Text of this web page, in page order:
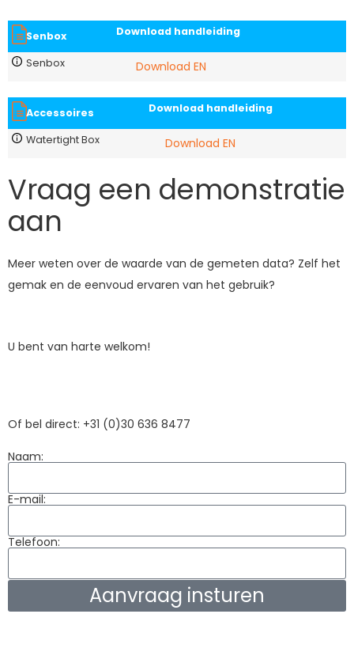
Senbox Download handleiding
Senbox Download EN
Accessoires Download handleiding
Watertight Box Download EN
Vraag een demonstratie
aan
Meer weten over de waarde van de gemeten data? Zelf het
gemak en de eenvoud ervaren van het gebruik?
U bent van harte welkom!
Of bel direct: +31 (0)30 636 8477
Naam:
E-mail:
Telefoon:
Aanvraag insturen